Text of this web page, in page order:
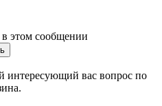
этом сообщении
интересующий вас вопрос по